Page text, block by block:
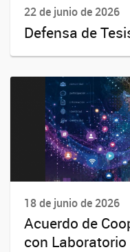
22 de junio de 2026
Defensa de
18 de junio de 2026
Acuerdo de
con